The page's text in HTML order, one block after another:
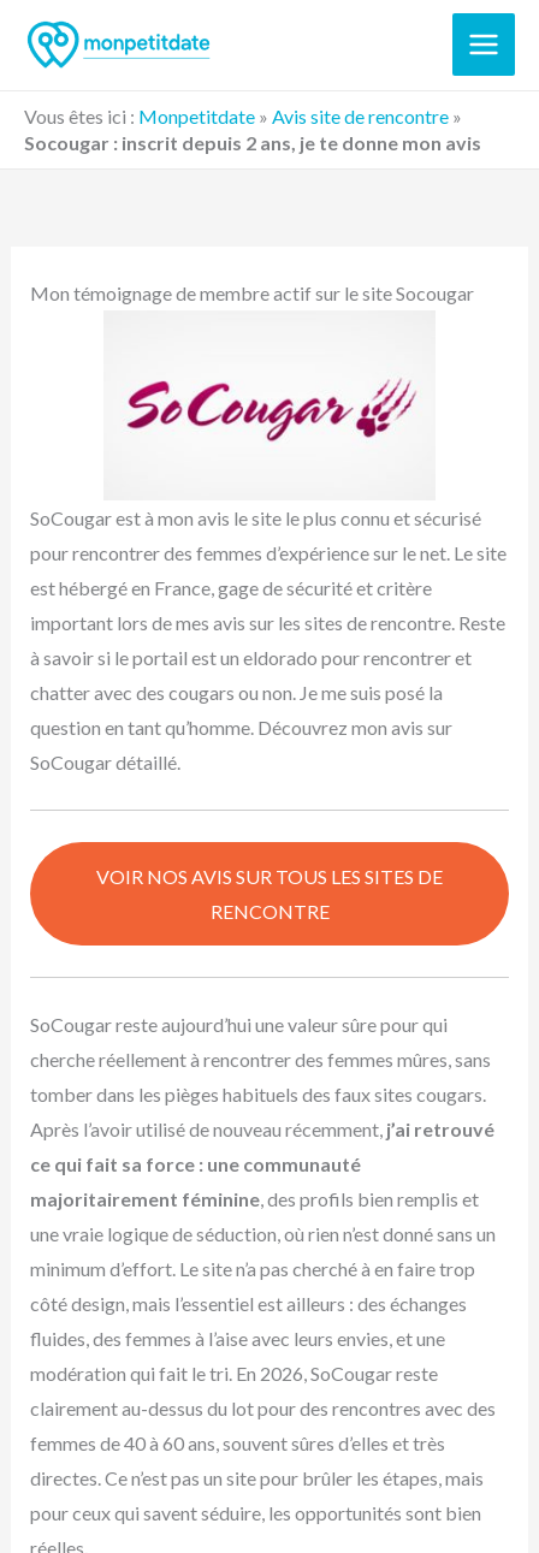
Vous êtes ici : Monpetitdate » Avis site de rencontre »
Socougar : inscrit depuis 2 ans, je te donne mon avis
Mon témoignage de membre actif sur le site Socougar
SoCougar est à mon avis le site le plus connu et sécurisé
pour rencontrer des femmes d’expérience sur le net. Le site
est hébergé en France, gage de sécurité et critère
important lors de mes avis sur les sites de rencontre. Reste
à savoir si le portail est un eldorado pour rencontrer et
chatter avec des cougars ou non. Je me suis posé la
question en tant qu’homme. Découvrez mon avis sur
SoCougar détaillé.
VOIR NOS AVIS SUR TOUS LES SITES DE
RENCONTRE
SoCougar reste aujourd’hui une valeur sûre pour qui
cherche réellement à rencontrer des femmes mûres, sans
tomber dans les pièges habituels des faux sites cougars.
Après l’avoir utilisé de nouveau récemment, j’ai retrouvé
ce qui fait sa force : une communauté
majoritairement féminine, des profils bien remplis et
une vraie logique de séduction, où rien n’est donné sans un
minimum d’effort. Le site n’a pas cherché à en faire trop
côté design, mais l’essentiel est ailleurs : des échanges
fluides, des femmes à l’aise avec leurs envies, et une
modération qui fait le tri. En 2026, SoCougar reste
clairement au-dessus du lot pour des rencontres avec des
femmes de 40 à 60 ans, souvent sûres d’elles et très
directes. Ce n’est pas un site pour brûler les étapes, mais
pour ceux qui savent séduire, les opportunités sont bien
réelles.